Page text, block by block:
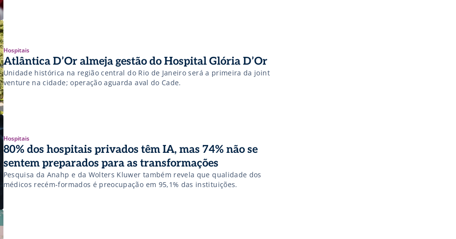
Hospitais
Atlântica D’Or almeja gestão do Hospital Glória D’Or
Unidade histórica na região central do Rio de Janeiro será a primeira da joint
venture na cidade; operação aguarda aval do Cade.
Hospitais
80% dos hospitais privados têm IA, mas 74% não se
sentem preparados para as transformações
Pesquisa da Anahp e da Wolters Kluwer também revela que qualidade dos
médicos recém-formados é preocupação em 95,1% das instituições.